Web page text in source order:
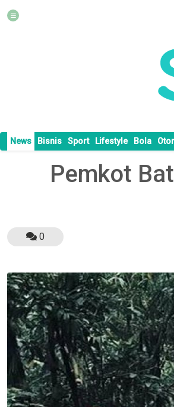
News Bisnis Sport Lifestyle Bola
Pemkot
0